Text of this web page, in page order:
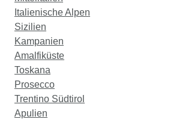
Italienische Alpen
Sizilien
Kampanien
Amalfiküste
Toskana
Prosecco
Trentino Südtirol
Apulien